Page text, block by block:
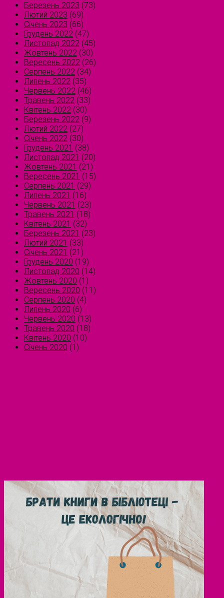
Березень 2023 (73)
Лютий 2023 (69)
Січень 2023 (66)
Грудень 2022 (47)
Листопад 2022 (45)
Жовтень 2022 (30)
Вересень 2022 (26)
Серпень 2022 (34)
Липень 2022 (35)
Червень 2022 (46)
Травень 2022 (33)
Квітень 2022 (30)
Березень 2022 (9)
Лютий 2022 (27)
Січень 2022 (30)
Грудень 2021 (38)
Листопад 2021 (20)
Жовтень 2021 (21)
Вересень 2021 (15)
Серпень 2021 (29)
Липень 2021 (16)
Червень 2021 (23)
Травень 2021 (18)
Квітень 2021 (32)
Березень 2021 (23)
Лютий 2021 (33)
Січень 2021 (21)
Грудень 2020 (19)
Листопад 2020 (14)
Жовтень 2020 (1)
Вересень 2020 (11)
Серпень 2020 (4)
Липень 2020 (6)
Червень 2020 (13)
Травень 2020 (18)
Квітень 2020 (10)
Січень 2020 (1)